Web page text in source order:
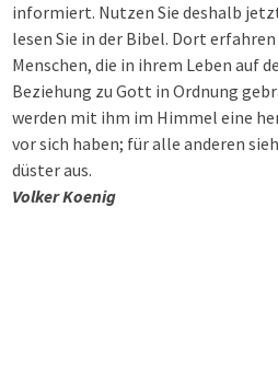
informiert. Nutzen Sie deshalb
lesen Sie in der Bibel. Dort erfahren
Menschen, die in ihrem Leben auf
Beziehung zu Gott in Ordnung
werden mit ihm im Himmel eine
vor sich haben; für alle anderen
düster aus.
Volker Koenig